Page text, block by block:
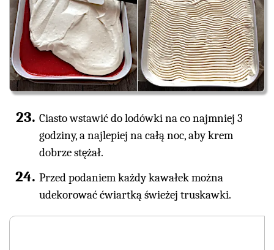
Ciasto wstawić do lodówki na co najmniej 3
godziny, a najlepiej na całą noc, aby krem
dobrze stężał.
Przed podaniem każdy kawałek można
udekorować ćwiartką świeżej truskawki.